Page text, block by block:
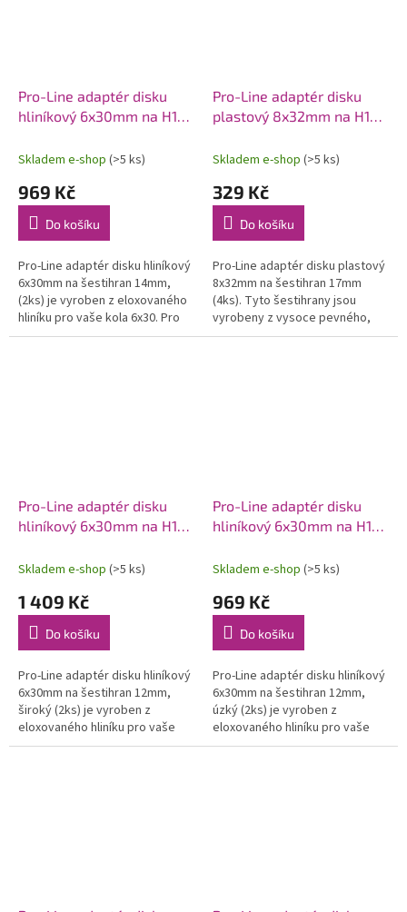
Pro-Line adaptér disku
hliníkový 6x30mm na H14
Skladem e-shop (>5 ks)
969 Kč
Do košíku
Pro-Line adaptér disku hliníkový
6x30mm na šestihran 14mm,
(2ks) je vyroben z eloxovaného
hliníku pro vaše kola 6x30. Pro
auta ARRMA® Granite™ 3S 4x4 &
Pro-Line adaptér disku
plastový 8x32mm na H17
Skladem e-shop (>5 ks)
329 Kč
Do košíku
Pro-Line adaptér disku plastový
8x32mm na šestihran 17mm
(4ks). Tyto šestihrany jsou
vyrobeny z vysoce pevného,
odolného černého nylonového
Pro-Line adaptér disku
hliníkový 6x30mm na H12
Skladem e-shop (>5 ks)
1 409 Kč
Do košíku
Pro-Line adaptér disku hliníkový
6x30mm na šestihran 12mm,
široký (2ks) je vyroben z
eloxovaného hliníku pro vaše
kola 6x30. Pro
Pro-Line adaptér disku
hliníkový 6x30mm na H12
Skladem e-shop (>5 ks)
969 Kč
Do košíku
Pro-Line adaptér disku hliníkový
6x30mm na šestihran 12mm,
úzký (2ks) je vyroben z
eloxovaného hliníku pro vaše
kola 6x30. Pro 2wd